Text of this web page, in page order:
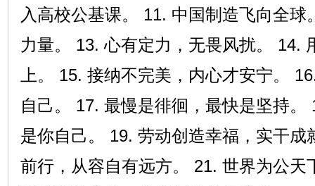
入高校公基课。 11. 中国制造飞向全球
力量。 13. 心有定力，无畏风扰。 14.
上。 15. 接纳不完美，内心才安宁。
自己。 17. 最慢是徘徊，最快是坚持。
是你自己。 19. 劳动创造幸福，实干成
前行，从容自有远方。 21. 世界为公天